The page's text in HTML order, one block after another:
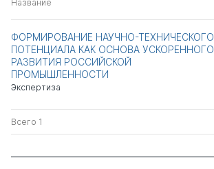
Название
ФОРМИРОВАНИЕ НАУЧНО-ТЕХНИЧЕСКОГО
ПОТЕНЦИАЛА КАК ОСНОВА УСКОРЕННОГО
РАЗВИТИЯ РОССИЙСКОЙ
ПРОМЫШЛЕННОСТИ
Экспертиза
Всего 1